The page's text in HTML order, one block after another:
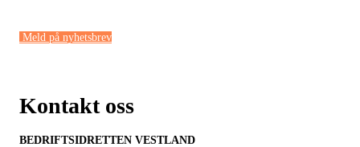
Meld på nyhetsbrev
Kontakt oss
BEDRIFTSIDRETTEN VESTLAND